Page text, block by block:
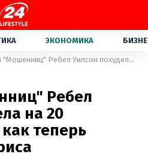
ЭКОНОМИКА
Звезда "Мошенниц" Ребел Уилсон похудела на 20 килограммов: как теперь выглядит актриса
Ребел
на 20
теперь